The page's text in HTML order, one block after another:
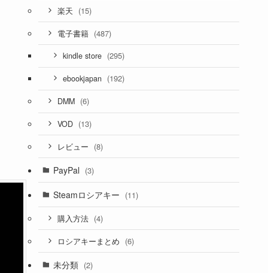
楽天 (15)
電子書籍 (487)
kindle store (295)
ebookjapan (192)
DMM (6)
VOD (13)
レビュー (8)
PayPal (3)
Steamロシアキー (11)
購入方法 (4)
ロシアキーまとめ (6)
未分類 (2)